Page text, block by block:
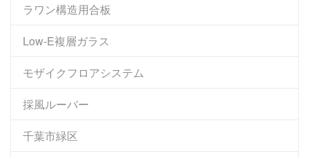
ラワン構造用合板
Low-E複層ガラス
モザイクフロアシステム
採風ルーバー
千葉市緑区